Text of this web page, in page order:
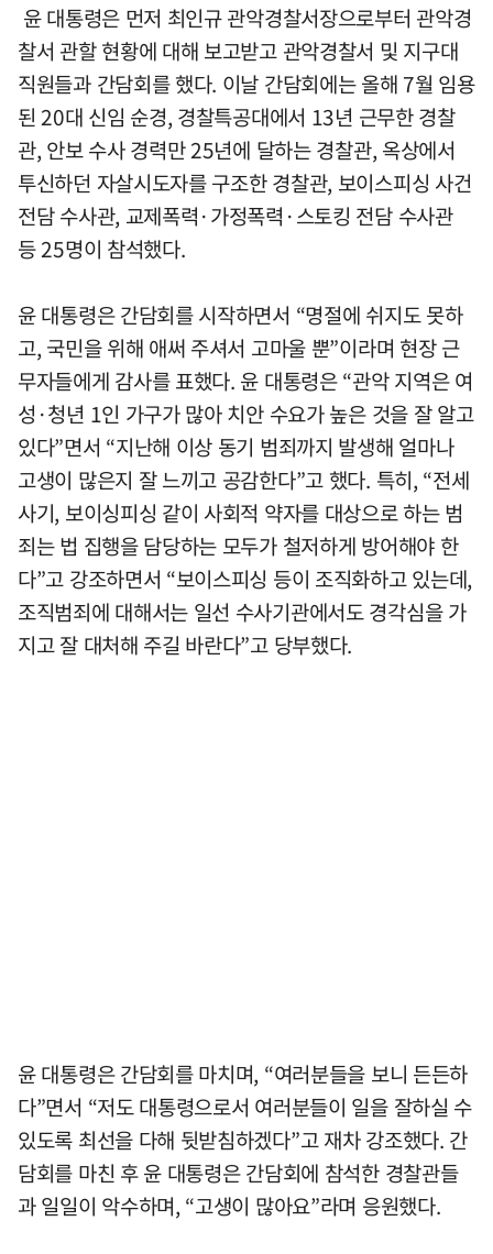
윤 대통령은 먼저 최인규 관악경찰서장으로부터 관악경
찰서 관할 현황에 대해 보고받고 관악경찰서 및 지구대
직원들과 간담회를 했다. 이날 간담회에는 올해 7월 임용
된 20대 신임 순경, 경찰특공대에서 13년 근무한 경찰
관, 안보 수사 경력만 25년에 달하는 경찰관, 옥상에서
투신하던 자살시도자를 구조한 경찰관, 보이스피싱 사건
전담 수사관, 교제폭력·가정폭력·스토킹 전담 수사관
등 25명이 참석했다.
윤 대통령은 간담회를 시작하면서 “명절에 쉬지도 못하
고, 국민을 위해 애써 주셔서 고마울 뿐”이라며 현장 근
무자들에게 감사를 표했다. 윤 대통령은 “관악 지역은 여
성·청년 1인 가구가 많아 치안 수요가 높은 것을 잘 알고
있다”면서 “지난해 이상 동기 범죄까지 발생해 얼마나
고생이 많은지 잘 느끼고 공감한다”고 했다. 특히, “전세
사기, 보이싱피싱 같이 사회적 약자를 대상으로 하는 범
죄는 법 집행을 담당하는 모두가 철저하게 방어해야 한
다”고 강조하면서 “보이스피싱 등이 조직화하고 있는데,
조직범죄에 대해서는 일선 수사기관에서도 경각심을 가
지고 잘 대처해 주길 바란다”고 당부했다.
윤 대통령은 간담회를 마치며, “여러분들을 보니 든든하
다”면서 “저도 대통령으로서 여러분들이 일을 잘하실 수
있도록 최선을 다해 뒷받침하겠다”고 재차 강조했다. 간
담회를 마친 후 윤 대통령은 간담회에 참석한 경찰관들
과 일일이 악수하며, “고생이 많아요”라며 응원했다.